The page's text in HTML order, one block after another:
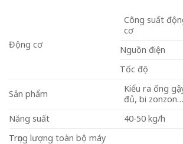
Động cơ
Công suất
cơ
Nguồn điện
Tốc độ
Sản phẩm
Kiểu ra ống
đủ, bi zonzon…
Năng suất
40-50 kg/h
Trọng lượng toàn bộ máy